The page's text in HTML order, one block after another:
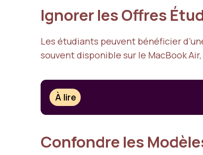
Ignorer les Offres
Les étudiants peuvent bénéficier
souvent disponible sur le MacBook
À lire
Confondre les